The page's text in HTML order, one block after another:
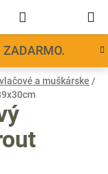
KOŠÍK
a muškárske /